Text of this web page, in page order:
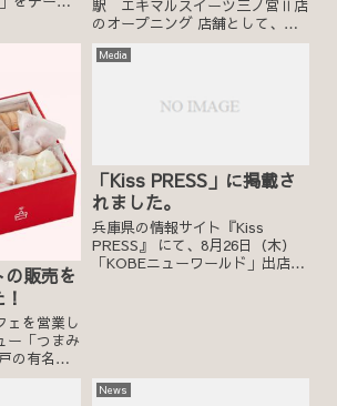
る「応援
にて販売
駅 エキマルスイーツ三ノ宮Ⅱ店
のオープニング 店舗として、リ
トル神戸が催事出店することとな
りました。 オリジナルのシュー
販売いたします。 お近くに...
販売を
ェを営業し
ー「つまみ
の有名ス
再現してい
るスイー
Media
「Kiss PRESS」に掲載さ
れました。
兵庫県の情報サイト『Kiss
PRESS』 にて、8月26日（木）
「KOBEニューワールド」出店イ
News